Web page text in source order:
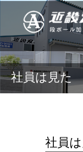
社員は見た
社員